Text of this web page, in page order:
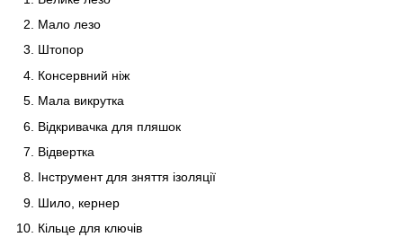
Мало лезо
Штопор
Консервний ніж
Мала викрутка
Відкривачка для пляшок
Відвертка
Інструмент для зняття ізоляції
Шило, кернер
Кільце для ключів